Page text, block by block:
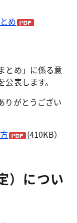
め
とめ」に係る意
表します。
りがとうござい
(410KB）
）につい